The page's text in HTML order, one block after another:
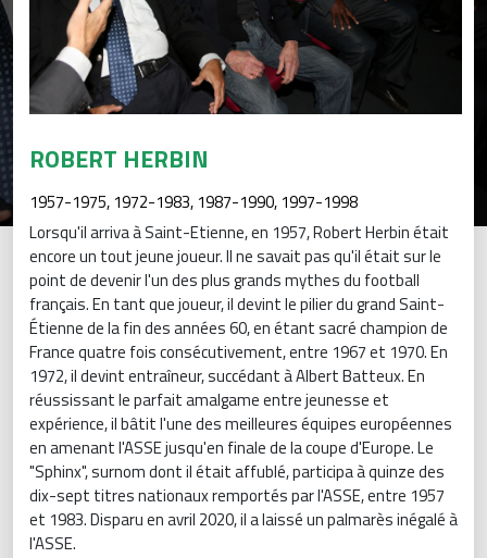
ROBERT HERBIN
1957-1975, 1972-1983, 1987-1990, 1997-1998
Lorsqu'il arriva à Saint-Etienne, en 1957, Robert Herbin était
encore un tout jeune joueur. Il ne savait pas qu'il était sur le
point de devenir l'un des plus grands mythes du football
français. En tant que joueur, il devint le pilier du grand Saint-
Étienne de la fin des années 60, en étant sacré champion de
France quatre fois consécutivement, entre 1967 et 1970. En
1972, il devint entraîneur, succédant à Albert Batteux. En
réussissant le parfait amalgame entre jeunesse et
expérience, il bâtit l'une des meilleures équipes européennes
en amenant l'ASSE jusqu'en finale de la coupe d'Europe. Le
"Sphinx", surnom dont il était affublé, participa à quinze des
dix-sept titres nationaux remportés par l'ASSE, entre 1957
et 1983. Disparu en avril 2020, il a laissé un palmarès inégalé à
l'ASSE.